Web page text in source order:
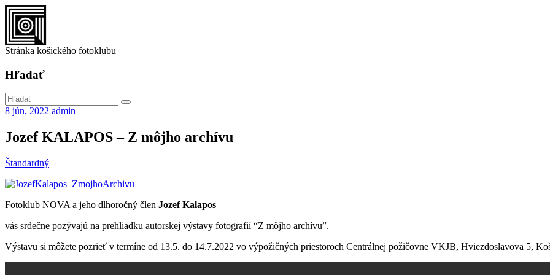
Stránka košického fotoklubu
Hľadať
8 jún, 2022 admin
Jozef KALAPOS – Z môjho archívu
Štandardný
Fotoklub NOVA a jeho dlhoročný člen Jozef Kalapos
vás srdečne pozývajú na prehliadku autorskej výstavy fotografií “Z môjho archívu”.
Výstavu si môžete pozrieť v termíne od 13.5. do 14.7.2022 vo výpožičných priestoroch Centrálnej požičovne VKJB, Hviezdoslavova 5,